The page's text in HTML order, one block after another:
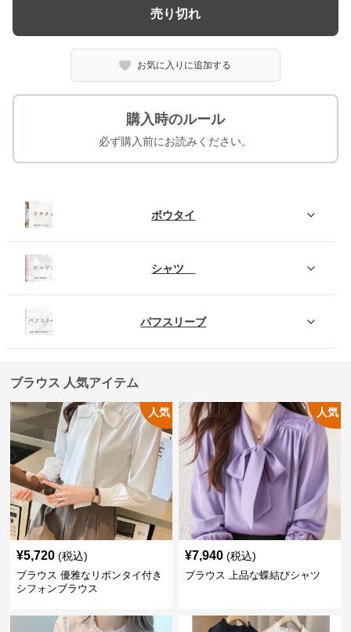
売り切れ
お気に入りに追加する
購入時のルール
必ず購入前にお読みください。
ボウタイ
シャツ
パフスリーブ
ブラウス 人気アイテム
人気
¥5,720 (税込)
ブラウス 優雅なリボンタイ付き
シフォンブラウス
人気
¥7,940 (税込)
ブラウス 上品な蝶結びシャツ